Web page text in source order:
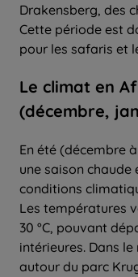
Drakensberg, des
Cette période est
pour les safaris et
Le climat en
(décembre,
En été (décembre
une saison chaude
conditions
Les températures
30 °C, pouvant
intérieures. Dans
autour du parc